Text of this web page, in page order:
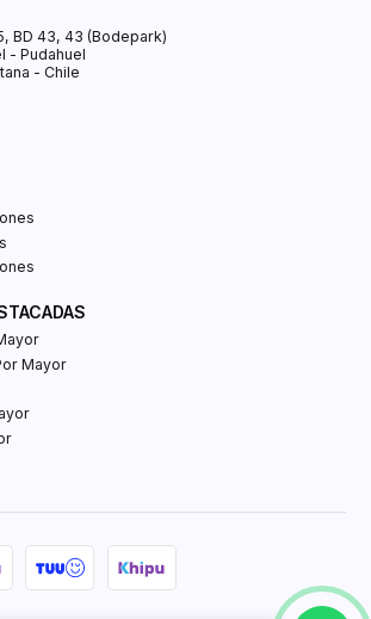
BD 43, 43 (Bodepark)
- Pudahuel
- Chile
Mayor